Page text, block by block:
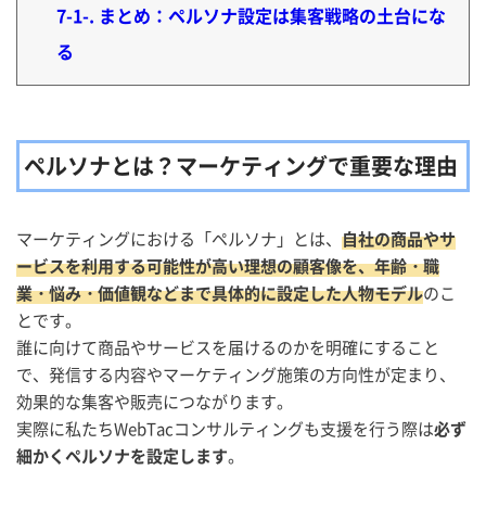
7-1- まとめ：ペルソナ設定は集客戦略の土台にな
る
ペルソナとは？マーケティングで重要な理由
マーケティングにおける「ペルソナ」とは、 自社の商品やサ
ービスを利用する可能性が高い理想の顧客像を、年齢・職
業・悩み・価値観などまで具体的に設定した人物モデルのこ
とです。
誰に向けて商品やサービスを届けるのかを明確にすること
で、発信する内容やマーケティング施策の方向性が定まり、
効果的な集客や販売につながります。
実際に私たちWebTacコンサルティングも支援を行う際は必ず
細かくペルソナを設定します。